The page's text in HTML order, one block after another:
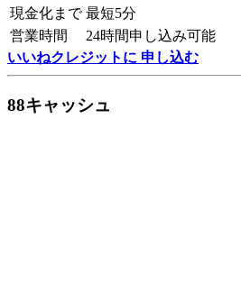
現金化まで 最短5分
営業時間
24時間申し込み可能
いいねクレジットに 申し込む
88キャッシュ